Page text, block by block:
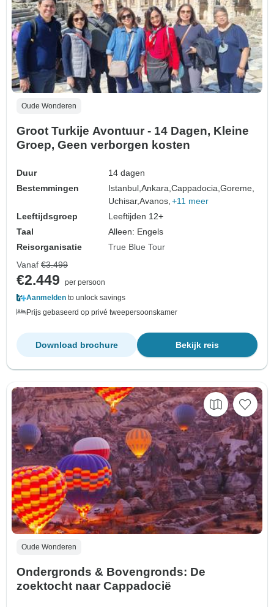
Oude Wonderen
Groot Turkije Avontuur - 14 Dagen, Kleine
Groep, Geen verborgen kosten
Duur
14 dagen
Bestemmingen
Istanbul,Ankara,Cappadocia,Goreme,
Uchisar,Avanos, +11 meer
Leeftijdsgroep
Leeftijden 12+
Taal
Alleen: Engels
Reisorganisatie
True Blue Tour
Vanaf €3.499
€2.449
per persoon
Aanmelden to unlock savings
Prijs gebaseerd op privé tweepersoonskamer
Bekijk reis
Download brochure
Oude Wonderen
Ondergronds & Bovengronds: De
zoektocht naar Cappadocië